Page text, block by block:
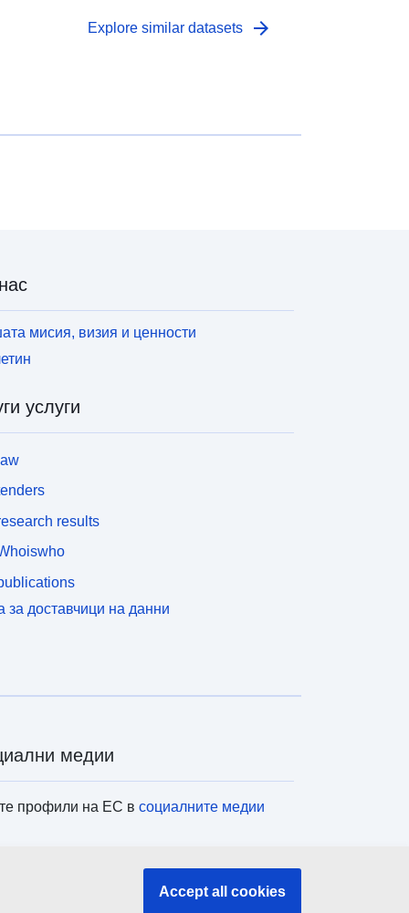
href="https://data.london.gov.uk/demography/dmag-
Explore similar datasets arrow_forward
мисия, визия и ценности
услуги
results
за доставчици на данни
медии
профили на ЕС всоциалните медии
и органи на ЕС
Accept all cookies